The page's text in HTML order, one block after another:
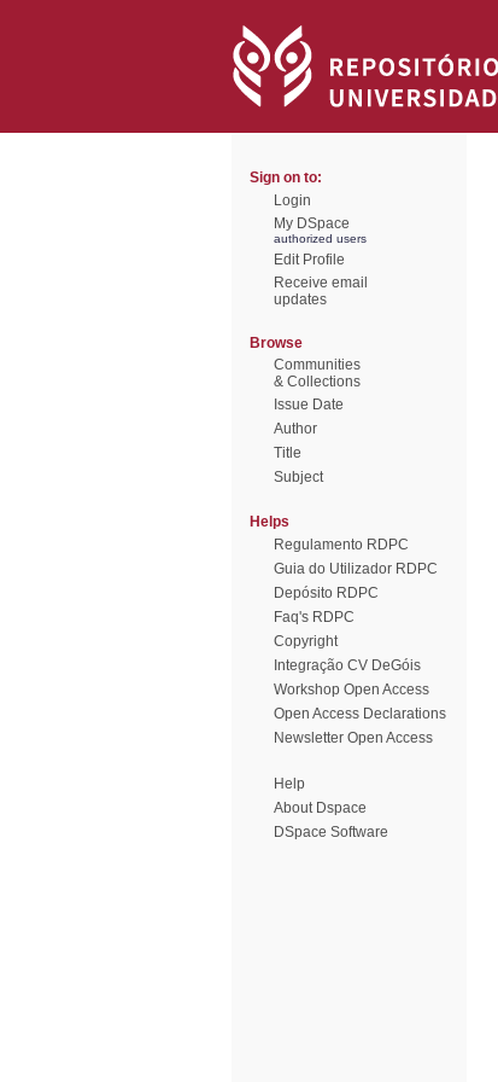
Sign on to:
Login
My DSpace
authorized users
Edit Profile
Receive email
updates
Browse
Communities
& Collections
Issue Date
Author
Title
Subject
Helps
Regulamento RDPC
Guia do Utilizador RDPC
Depósito RDPC
Faq's RDPC
Copyright
Integração CV DeGóis
Workshop Open Access
Open Access Declarations
Newsletter Open Access
Help
About Dspace
DSpace Software